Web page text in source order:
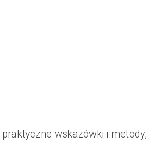
wskazówki i metody,